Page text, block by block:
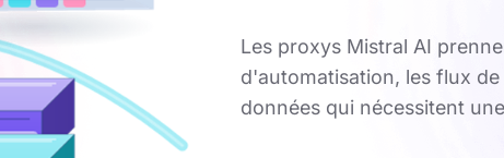
Les proxys Mistral AI
d'automatisation, les flux
données qui nécessitent